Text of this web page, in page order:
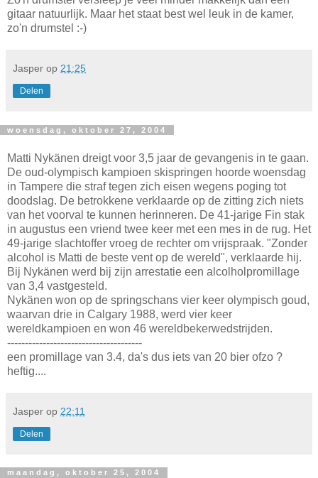
gitaar natuurlijk. Maar het staat best wel leuk in de kamer,
zo'n drumstel :-)
Jasper op 21:25
Delen
woensdag, oktober 27, 2004
Matti Nykänen dreigt voor 3,5 jaar de gevangenis in te gaan.
De oud-olympisch kampioen skispringen hoorde woensdag
in Tampere die straf tegen zich eisen wegens poging tot
doodslag. De betrokkene verklaarde op de zitting zich niets
van het voorval te kunnen herinneren. De 41-jarige Fin stak
in augustus een vriend twee keer met een mes in de rug. Het
49-jarige slachtoffer vroeg de rechter om vrijspraak. "Zonder
alcohol is Matti de beste vent op de wereld", verklaarde hij.
Bij Nykänen werd bij zijn arrestatie een alcolholpromillage
van 3,4 vastgesteld.
Nykänen won op de springschans vier keer olympisch goud,
waarvan drie in Calgary 1988, werd vier keer
wereldkampioen en won 46 wereldbekerwedstrijden.
--------------------------------------
een promillage van 3.4, da's dus iets van 20 bier ofzo ?
heftig....
Jasper op 22:11
Delen
maandag, oktober 25, 2004